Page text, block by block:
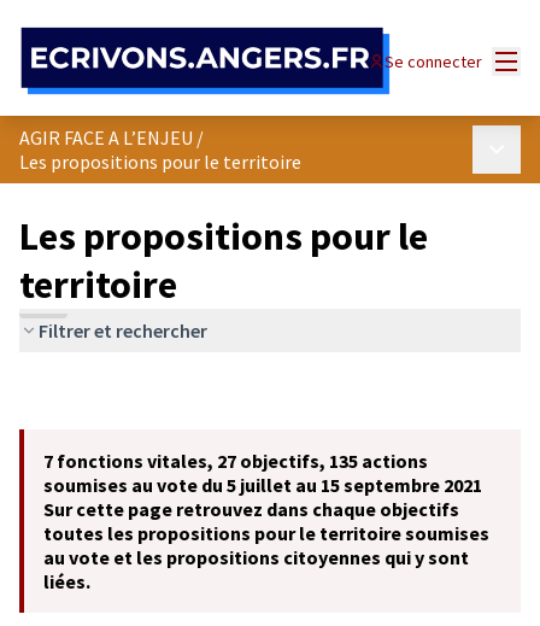
Se connecter
AGIR FACE A L’ENJEU /
Les propositions pour le territoire
Les propositions pour le
territoire
Filtrer et rechercher
7 fonctions vitales, 27 objectifs, 135 actions
soumises au vote du 5 juillet au 15 septembre 2021
Sur cette page retrouvez dans chaque objectifs
toutes les propositions pour le territoire soumises
au vote et les propositions citoyennes qui y sont
liées.